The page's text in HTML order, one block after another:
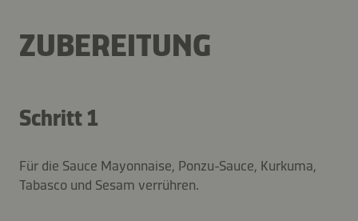
ZUBEREITUNG
Schritt 1
Für die Sauce Mayonnaise, Ponzu-Sauce, Kurkuma,
Tabasco und Sesam verrühren.